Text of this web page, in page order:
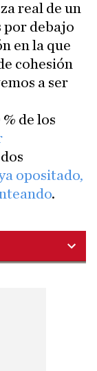
real de un
por debajo
en la que
cohesión
a ser
de los
opositado,
.